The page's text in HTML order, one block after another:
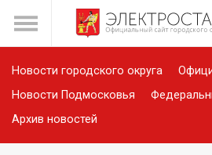
Новости городского округа
Новости Подмосковья
Архив новостей